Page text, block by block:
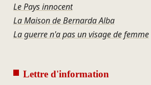
Le Pays innocent
La Maison de Bernarda Alba
La guerre n'a pas un visage de femme
Lettre d'information